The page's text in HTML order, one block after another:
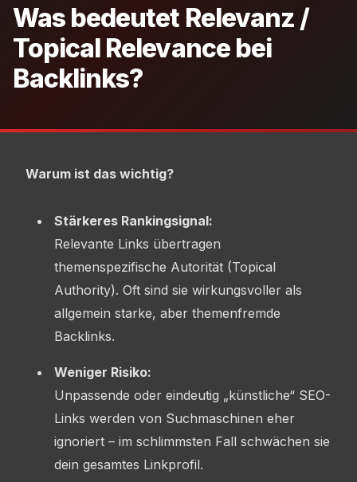
Was bedeutet Relevanz /
Topical Relevance bei
Backlinks?
Warum ist das wichtig?
Stärkeres Rankingsignal:
Relevante Links übertragen
themenspezifische Autorität (Topical
Authority). Oft sind sie wirkungsvoller als
allgemein starke, aber themenfremde
Backlinks.
Weniger Risiko:
Unpassende oder eindeutig „künstliche“ SEO-
Links werden von Suchmaschinen eher
ignoriert – im schlimmsten Fall schwächen sie
dein gesamtes Linkprofil.